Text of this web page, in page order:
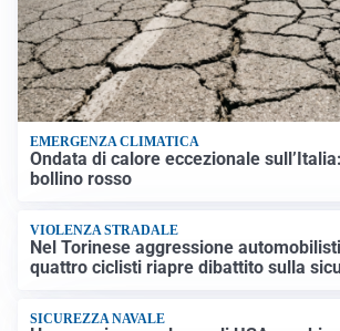
EMERGENZA CLIMATICA
Ondata di calore eccezionale
bollino rosso
VIOLENZA STRADALE
Nel Torinese aggressione
quattro ciclisti riapre dibattito sulla
SICUREZZA NAVALE